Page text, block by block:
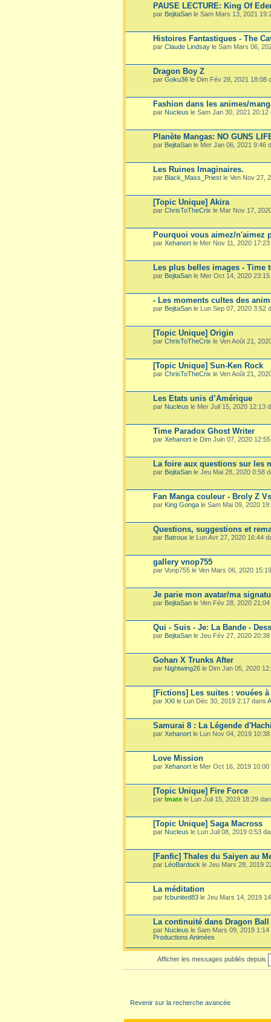
PAUSE LECTURE: King Of
par BejitaSan le Sam Mars 13, 2021
Histoires Fantastiques - The
par Claude Lindsay le Sam Mars 06,
Dragon Boy Z
par Goku36 le Dim Fév 28, 2021 18:08
Fashion dans les animes/
par Nucleus le Sam Jan 30, 2021
Planète Mangas: NO GUNS
par BejitaSan le Mer Jan 06, 2021 9:46
Les Ruines Imaginaires.
par Black_Mass_Priest le Ven Nov 27,
[Topic Unique] Akira
par ChrisToTheCrix le Mar Nov 17,
Pourquoi vous aimez/n'aimez
par Xehanort le Mer Nov 11, 2020
Les plus belles images - Time
par BejitaSan le Mer Oct 14, 2020
- Les moments cultes des
par BejitaSan le Lun Sep 07, 2020 3:52
[Topic Unique] Origin
par ChrisToTheCrix le Ven Août 21,
[Topic Unique] Sun-Ken Rock
par ChrisToTheCrix le Ven Août 21,
Les Etats unis d’Amérique
par Nucleus le Mer Juil 15, 2020 12:13
Time Paradox Ghost Writer
par Xehanort le Dim Juin 07, 2020
La foire aux questions sur les
par BejitaSan le Jeu Mai 28, 2020 0:58
Fan Manga couleur - Broly Z
par King Gonga le Sam Mai 09, 2020
Questions, suggestions et
par Batroux le Lun Avr 27, 2020 16:44
gallery vnop755
par Vonp755 le Ven Mars 06, 2020
Je parie mon avatar/ma
par BejitaSan le Ven Fév 28, 2020
Qui - Suis - Je: La Bande -
par BejitaSan le Jeu Fév 27, 2020
Gohan X Trunks After
par Nightwing26 le Dim Jan 05, 2020
[Fictions] Les suites : vouées
par XXI le Lun Déc 30, 2019 2:17 dans
Samurai 8 : La Légende
par Xehanort le Lun Nov 04, 2019
Love Mission
par Xehanort le Mer Oct 16, 2019
[Topic Unique] Fire Force
par Imate le Lun Juil 15, 2019 18:29
[Topic Unique] Saga Macross
par Nucleus le Lun Juil 08, 2019 0:53
[Fanfic] Thales du Saiyen au
par LéoBardock le Jeu Mars 28, 2019
La méditation
par fcbunited83 le Jeu Mars 14, 2019
La continuité dans Dragon Ball
par Nucleus le Sam Mars 09, 2019
Productions Animées
Afficher les messages publiés depuis
Revenir sur la recherche avancée